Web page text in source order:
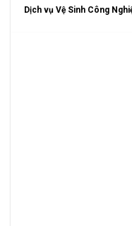
Dịch vụ Vệ Sinh Công